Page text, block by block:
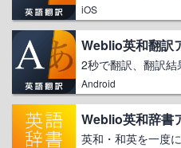
iOS
Weblio英和翻訳
2秒で翻訳、翻訳結
Android
Weblio英和辞書
英和・和英を一度